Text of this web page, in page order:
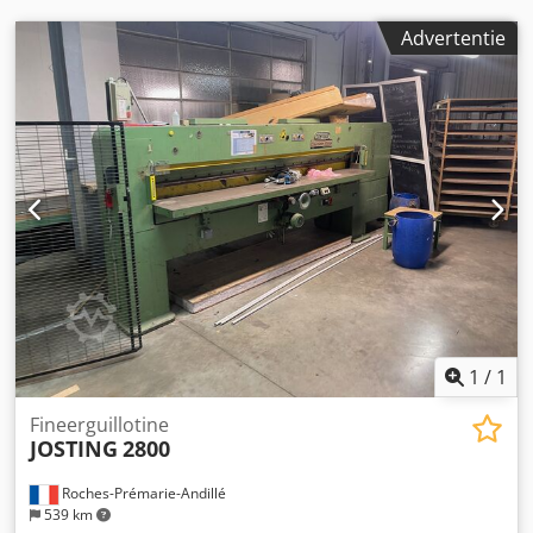
Advertentie
1 / 1
Roches-Prémarie-Andillé
539 km
Fineerguillotine
JOSTING 2800